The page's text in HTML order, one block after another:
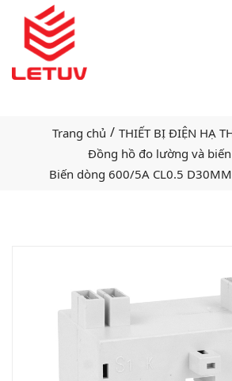
Trang chủ / THIẾT BỊ ĐIỆN HẠ
Đồng hồ đo lường và
Biến dòng 600/5A CL0.5